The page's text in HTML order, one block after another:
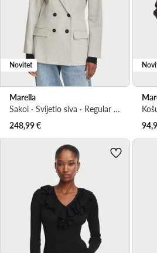
Novitet
Marella
Sakoi · Svijetlo siva · Regular Fit
248,99€